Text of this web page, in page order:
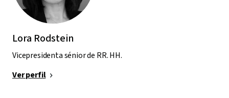
Lora Rodstein
Vicepresidenta sénior de RR. HH.
Ver perfil